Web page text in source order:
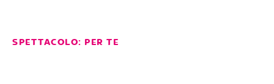
SPETTACOLO: PER TE